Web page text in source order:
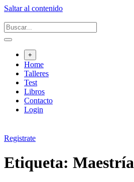
Saltar al contenido
+
Home
Talleres
Test
Libros
Contacto
Login
Registrate
Etiqueta: Maestría